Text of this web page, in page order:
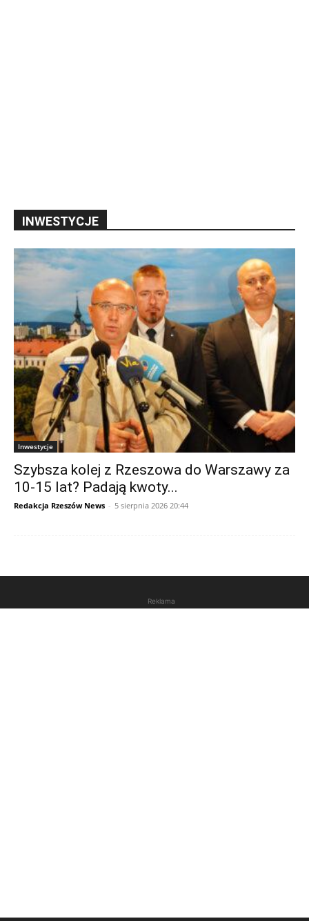
INWESTYCJE
Inwestycje
Szybsza kolej z Rzeszowa do Warszawy za
10-15 lat? Padają kwoty...
Redakcja Rzeszów News - 5 sierpnia 2026 20:44
Reklama